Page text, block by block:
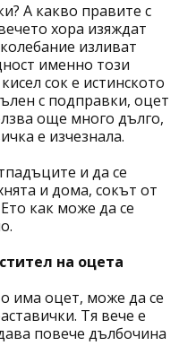
А какво правите с
хора изяждат
изливат
именно този
сок е истинското
с подправки, оцет
още много дълго,
е изчезнала.
и да се
и дома, сокът от
как може да се
на оцета
има оцет, може да се
Тя вече е
повече дълбочина